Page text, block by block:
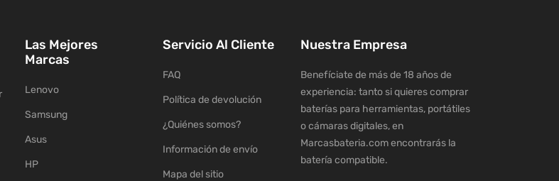
Las Mejores
Marcas
Lenovo
Samsung
Asus
HP
Servicio Al Cliente
FAQ
Política de devolución
¿Quiénes somos?
Información de envío
Mapa del sitio
Nuestra Empresa
Benefíciate de más de 18 años de
experiencia: tanto si quieres comprar
baterías para herramientas, portátiles
o cámaras digitales, en
Marcasbateria.com encontrarás la
batería compatible.